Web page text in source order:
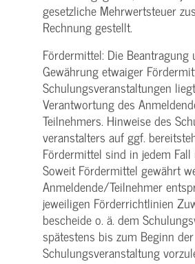
gesetzliche Mehrwertsteuer
Rechnung gestellt.
Fördermittel: Die Beantragung
Gewährung etwaiger
Schulungs­veranstaltungen
Verantwortung des
Teilnehmers. Hinweise des
veranstalters auf ggf.
Fördermittel sind in jedem
Soweit Fördermittel gewährt
Anmeldende/­Teilnehmer
jeweiligen Förderrichtlinien
bescheide o. ä. dem
spätestens bis zum Beginn
Schulungs­veranstaltung